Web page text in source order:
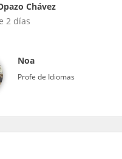
Chávez
2 días
Noa
Profe de Idiomas